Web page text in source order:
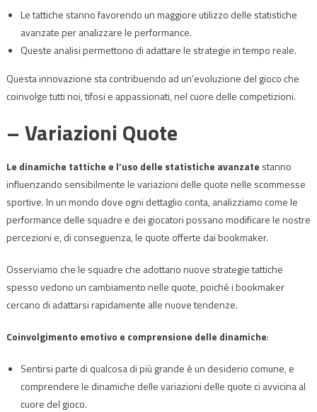
Le tattiche stanno favorendo un maggiore utilizzo delle statistiche
avanzate per analizzare le performance.
Queste analisi permettono di adattare le strategie in tempo reale.
Questa innovazione sta contribuendo ad un’evoluzione del gioco che
coinvolge tutti noi, tifosi e appassionati, nel cuore delle competizioni.
– Variazioni Quote
Le dinamiche tattiche e l’uso delle statistiche avanzate stanno
influenzando sensibilmente le variazioni delle quote nelle scommesse
sportive. In un mondo dove ogni dettaglio conta, analizziamo come le
performance delle squadre e dei giocatori possano modificare le nostre
percezioni e, di conseguenza, le quote offerte dai bookmaker.
Osserviamo che le squadre che adottano nuove strategie tattiche
spesso vedono un cambiamento nelle quote, poiché i bookmaker
cercano di adattarsi rapidamente alle nuove tendenze.
Coinvolgimento emotivo e comprensione delle dinamiche:
Sentirsi parte di qualcosa di più grande è un desiderio comune, e
comprendere le dinamiche delle variazioni delle quote ci avvicina al
cuore del gioco.